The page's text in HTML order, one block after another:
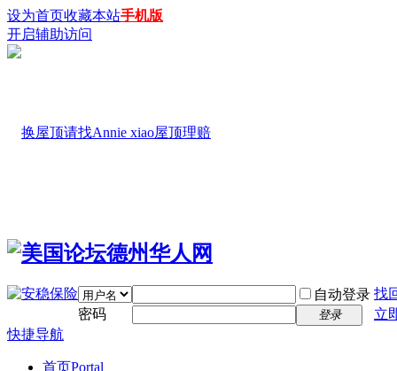
设为首页收藏本站手机版
开启辅助访问
自动登录 找
密码
登录
立
快捷导航
首页Portal